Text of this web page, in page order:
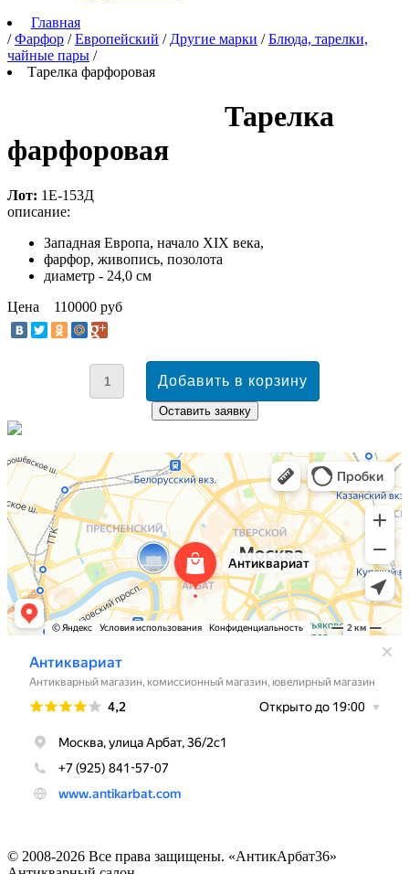
Главная
/ Фарфор / Европейский / Другие марки / Блюда, тарелки,
чайные пары /
Тарелка фарфоровая
Тарелка
фарфоровая
Лот: 1Е-153Д
описание:
Западная Европа, начало XIX века,
фарфор, живопись, позолота
диаметр - 24,0 см
Цена
110000 руб
© 2008-2026 Все права защищены. «АнтикАрбат36»